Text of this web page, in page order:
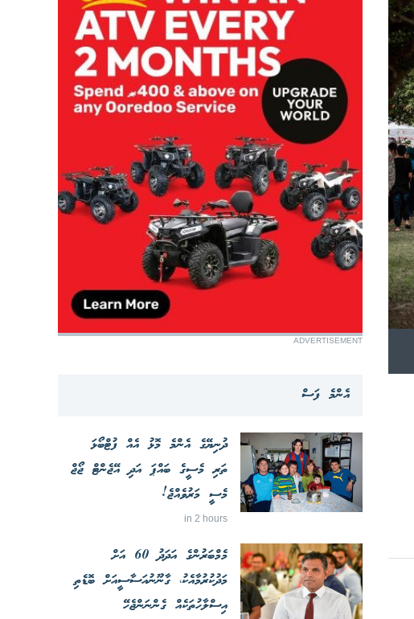
ADVERTISEMENT
އެންމެ ފަސް
ދުނިޔޭގެ އެންމެ މޮޅު އެއް ފުޓްބޯޅަ
ތަރި މެސީގެ ބައްޕަ އަދި އޭޖެންޓް ޖޯޖް
މެސީ މަރުވެއްޖެ!
in 2 hours
މެމްބަރުންގެ އަދަދު 60 އަށް
މަދުކުރުމާއެކު، ގާނޫނުއަސާސީއަށް ބޮޑެތި
އިސްލާހުތަކެއް ގެންނަންޖެހޭ